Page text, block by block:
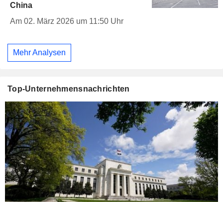
China
Am 02. März 2026 um 11:50 Uhr
Mehr Analysen
Top-Unternehmensnachrichten